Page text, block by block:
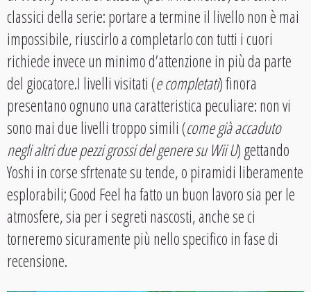
classici della serie: portare a termine il livello non è mai
impossibile, riuscirlo a completarlo con tutti i cuori
richiede invece un minimo d’attenzione in più da parte
del giocatore.I livelli visitati (e completati) finora
presentano ognuno una caratteristica peculiare: non vi
sono mai due livelli troppo simili (come già accaduto
negli altri due pezzi grossi del genere su Wii U) gettando
Yoshi in corse sfrtenate su tende, o piramidi liberamente
esplorabili; Good Feel ha fatto un buon lavoro sia per le
atmosfere, sia per i segreti nascosti, anche se ci
torneremo sicuramente più nello specifico in fase di
recensione.